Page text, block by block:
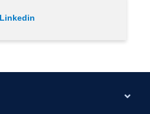
Linkedin